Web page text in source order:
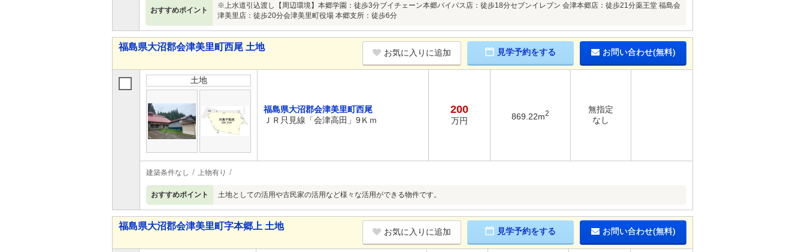
おすすめポイント
※上水道引込渡し【周辺環境】本郷学園：徒歩3分ブイチェーン本郷バイパス店：徒歩18分セブンイレブン 会津本郷店：徒歩21分薬王堂 福島会
津美里店：徒歩20分会津美里町役場 本郷支所：徒歩6分
福島県大沼郡会津美里町西尾 土地
お気に入りに追加 見学予約をする お問い合わせ(無料)
土地
福島県大沼郡会津美里町西尾
ＪＲ只見線「会津高田」9Ｋｍ
200
万円 869.22m2
無指定
なし
建築条件なし 上物有り
おすすめポイント 土地としての活用や古民家の活用など様々な活用ができる物件です。
福島県大沼郡会津美里町字本郷上 土地
お気に入りに追加 見学予約をする お問い合わせ(無料)